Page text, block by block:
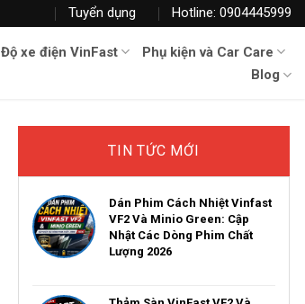
Tuyển dụng Hotline: 0904445999
Độ xe điện VinFast
Phụ kiện và Car Care
Blog
TIN TỨC MỚI
Dán Phim Cách Nhiệt Vinfast
VF2 Và Minio Green: Cập
Nhật Các Dòng Phim Chất
Lượng 2026